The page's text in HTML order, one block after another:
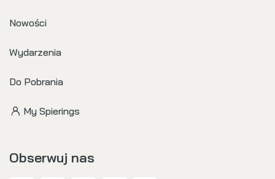
Nowości
Wydarzenia
Do Pobrania
My Spierings
Obserwuj nas